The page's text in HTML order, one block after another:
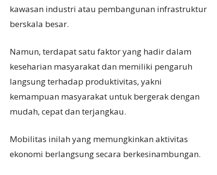
kawasan industri atau pembangunan infrastruktur
berskala besar.
Namun, terdapat satu faktor yang hadir dalam
keseharian masyarakat dan memiliki pengaruh
langsung terhadap produktivitas, yakni
kemampuan masyarakat untuk bergerak dengan
mudah, cepat dan terjangkau.
Mobilitas inilah yang memungkinkan aktivitas
ekonomi berlangsung secara berkesinambungan.